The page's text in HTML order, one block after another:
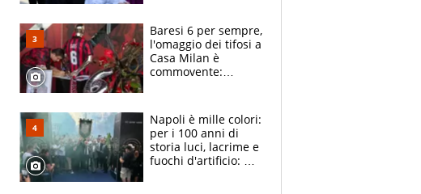
circondati
dall'affetto dei tifosi
Baresi 6 per sempre,
l'omaggio dei tifosi a
Casa Milan è
commovente:
bigliettini
Napoli è mille colori:
per i 100 anni di
storia luci, lacrime e
fuochi d'artificio: De